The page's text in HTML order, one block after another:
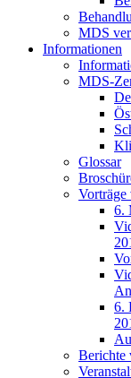
MDS
Informationen
MDS-
Glossar
Vorträge
6.
6.
Berichte